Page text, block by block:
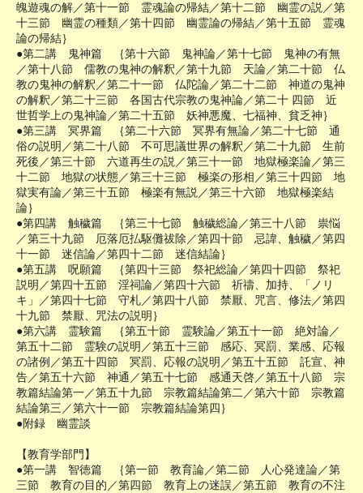
魄遊魂の解／第十一節 霊魂論の帰結／第十二節 幽霊の説／第
十三節 幽霊の種類／第十四節 幽霊論の帰結／第十五節 霊魂
論の帰結｝
●第二講 鬼神篇 ｛第十六節 鬼神論／第十七節 鬼神の有無
／第十八節 儒教の鬼神の解釈／第十九節 天論／第二十節 仏
教の鬼神の解釈／第二十一節 仏陀論／第二十二節 神道の鬼神
の解釈／第二十三節 各国古代宗教の鬼神論／第二十 四節 近
世哲学上の鬼神論／第二十五節 妖神悪魔、七福神、貧乏神｝
●第三講 冥界篇 ｛第二十六節 冥界有無論／第二十七節 通
俗の説明／第二十八節 不可思議世界の解釈／第二十九節 生前
死後／第三十節 六道再生の説／第三十一節 地獄極楽論／第三
十二節 地獄の状態／第三十三節 極楽の形相／第三十四節 地
獄実有論／第三十五節 極楽有無説／第三十六節 地獄極楽結
論｝
●第四講 触穢篇 ｛第三十七節 触穢総論／第三十八節 祟悩
／第三十九節 厄落厄払駆儺祓除／第四十節 忌諱、触穢／第四
十一節 迷信論／第四十二節 迷信結論｝
●第五講 呪願篇 ｛第四十三節 祭祀総論／第四十四節 祭祀
説明／第四十五節 淫祠論／第四十六節 祈禱、加持、「ノリ
キ」／第四十七節 守札／第四十八節 禁厭、咒言、修法／第四
十九節 禁厭、咒法の説明｝
●第六講 霊験篇 ｛第五十節 霊験論／第五十一節 絶対論／
第五十二節 霊験の説明／第五十三節 感応、冥罰、業感、応報
の諸例／第五十四節 冥罰、応報の説明／第五十五節 託宣、神
告／第五十六節 神通／第五十七節 感通天啓／第五十八節 宗
教篇結論第一／第五十九節 宗教篇結論第二／第六十節 宗教篇
結論第三／第六十一節 宗教篇結論第四｝
●附録 幽霊談
【教育学部門】
●第一講 智徳篇 ｛第一節 教育論／第二節 人心発達論／第
三節 教育の目的／第四節 教育上の迷誤／第五節 教育の不注